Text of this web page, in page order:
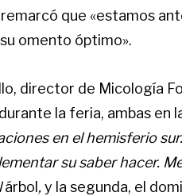
que «estamos
omento óptimo».
director de Micología
la feria, ambas en
en el hemisferio
su saber hacer.
árbol,y la segunda, el